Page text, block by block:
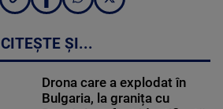
CITEȘTE ȘI...
Drona care a explodat în
Bulgaria, la granița cu